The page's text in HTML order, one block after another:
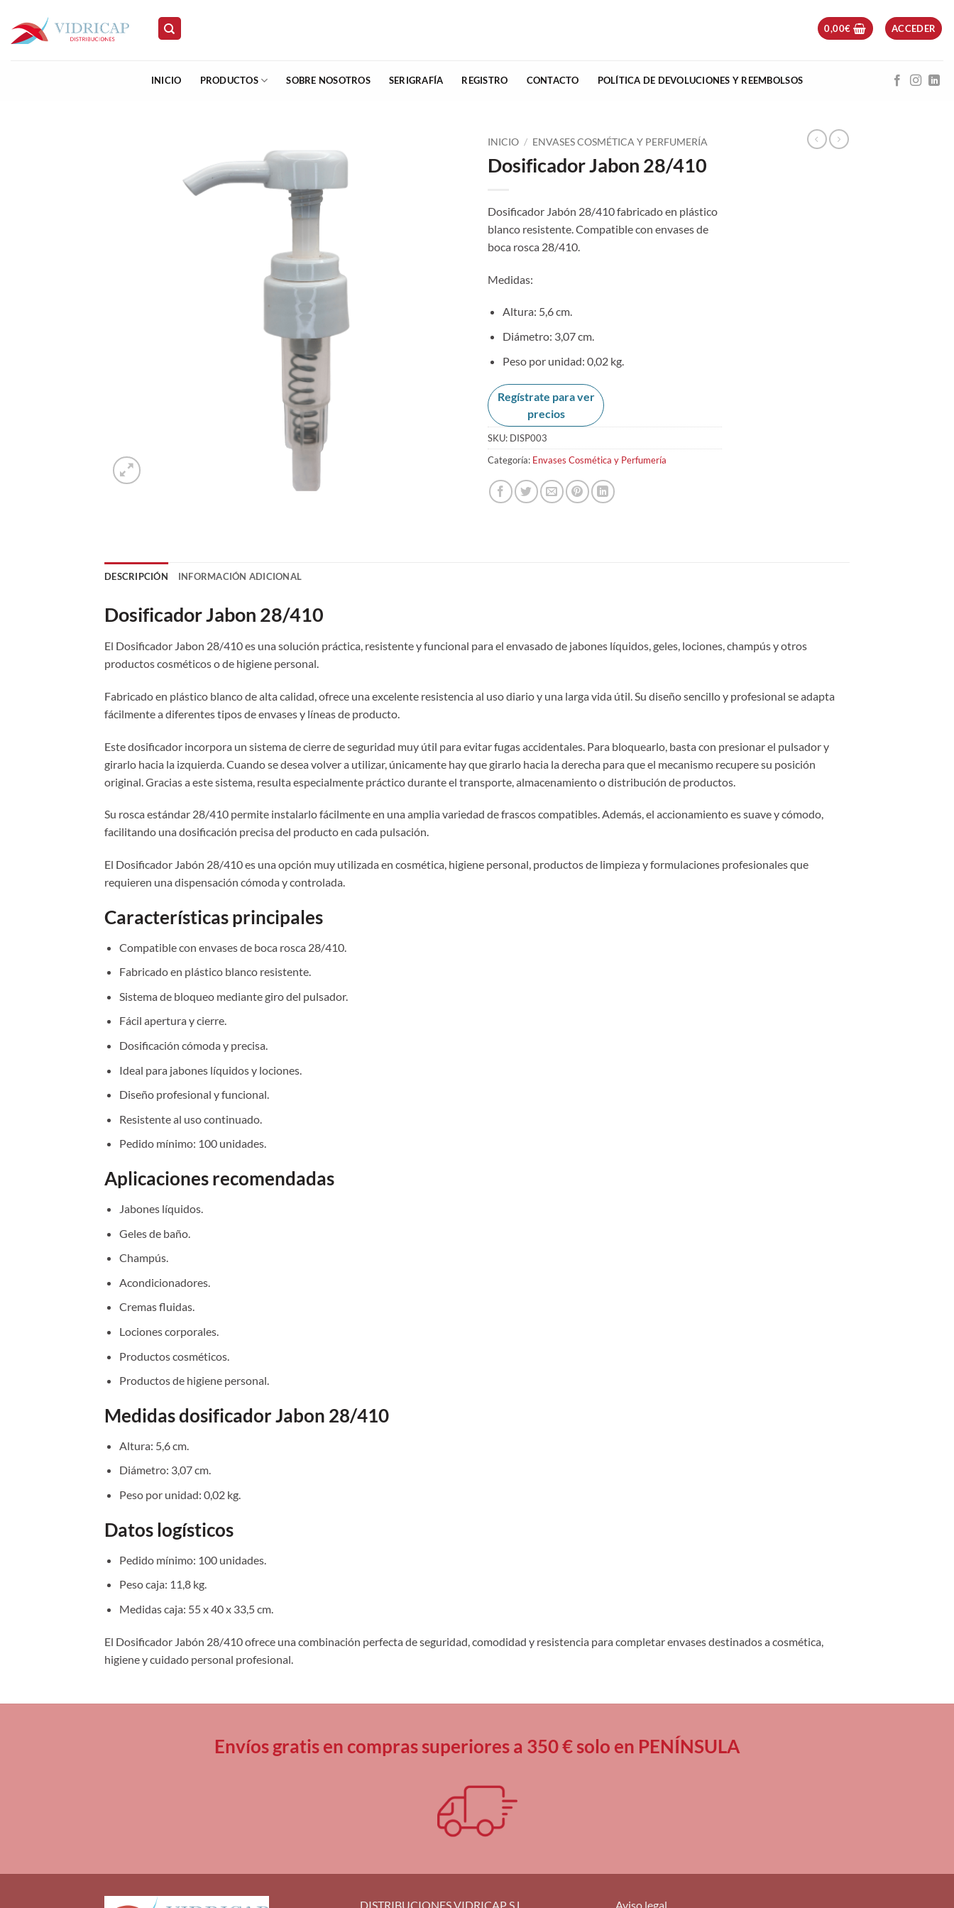
contenido
0,00€ ACCEDER
INICIO PRODUCTOS SOBRE NOSOTROS SERIGRAFÍA REGISTRO CONTACTO POLÍTICA DE DEVOLUCIONES Y REEMBOLSOS
INICIO / ENVASES COSMÉTICA Y PERFUMERÍA
Dosificador Jabon 28/410
Dosificador Jabón 28/410 fabricado en plástico
blanco resistente. Compatible con envases de
boca rosca 28/410.
Medidas:
Altura: 5,6 cm.
Diámetro: 3,07 cm.
Peso por unidad: 0,02 kg.
Regístrate para ver
precios
SKU: DISP003
Categoría: Envases Cosmética y Perfumería
DESCRIPCIÓN INFORMACIÓN ADICIONAL
Dosificador Jabon 28/410
El Dosificador Jabon 28/410 es una solución práctica, resistente y funcional para el envasado de jabones líquidos, geles, lociones, champús y otros
productos cosméticos o de higiene personal.
Fabricado en plástico blanco de alta calidad, ofrece una excelente resistencia al uso diario y una larga vida útil. Su diseño sencillo y profesional se adapta
fácilmente a diferentes tipos de envases y líneas de producto.
Este dosificador incorpora un sistema de cierre de seguridad muy útil para evitar fugas accidentales. Para bloquearlo, basta con presionar el pulsador y
girarlo hacia la izquierda. Cuando se desea volver a utilizar, únicamente hay que girarlo hacia la derecha para que el mecanismo recupere su posición
original. Gracias a este sistema, resulta especialmente práctico durante el transporte, almacenamiento o distribución de productos.
Su rosca estándar 28/410 permite instalarlo fácilmente en una amplia variedad de frascos compatibles. Además, el accionamiento es suave y cómodo,
facilitando una dosificación precisa del producto en cada pulsación.
El Dosificador Jabón 28/410 es una opción muy utilizada en cosmética, higiene personal, productos de limpieza y formulaciones profesionales que
requieren una dispensación cómoda y controlada.
Características principales
Compatible con envases de boca rosca 28/410.
Fabricado en plástico blanco resistente.
Sistema de bloqueo mediante giro del pulsador.
Fácil apertura y cierre.
Dosificación cómoda y precisa.
Ideal para jabones líquidos y lociones.
Diseño profesional y funcional.
Resistente al uso continuado.
Pedido mínimo: 100 unidades.
Aplicaciones recomendadas
Jabones líquidos.
Geles de baño.
Champús.
Acondicionadores.
Cremas fluidas.
Lociones corporales.
Productos cosméticos.
Productos de higiene personal.
Medidas dosificador Jabon 28/410
Altura: 5,6 cm.
Diámetro: 3,07 cm.
Peso por unidad: 0,02 kg.
Datos logísticos
Pedido mínimo: 100 unidades.
Peso caja: 11,8 kg.
Medidas caja: 55 x 40 x 33,5 cm.
El Dosificador Jabón 28/410 ofrece una combinación perfecta de seguridad, comodidad y resistencia para completar envases destinados a cosmética,
higiene y cuidado personal profesional.
Envíos gratis en compras superiores a 350 € solo en PENÍNSULA
DISTRIBUCIONES VIDRICAP S.L. Aviso legal